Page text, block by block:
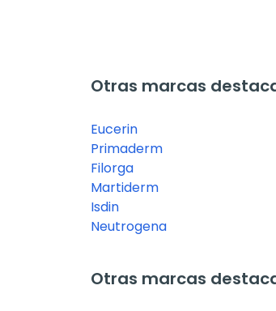
Otras marcas
Eucerin
Primaderm
Filorga
Martiderm
Isdin
Neutrogena
Otras marcas